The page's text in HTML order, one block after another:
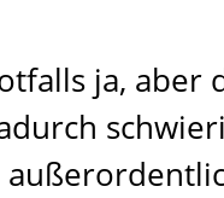
ja, aber